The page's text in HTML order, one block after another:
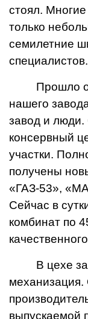
стоял.
только
семилетние
специалистов.
Прошло
нашего
завод и люди.
консервный
участки.
получены
«ГАЗ-53»,
Сейчас в
комбинат по
В цехе
выпускаемой